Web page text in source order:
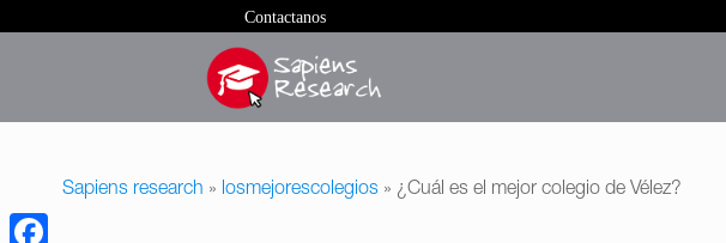
Contactanos
Sapiens research » losmejorescolegios » ¿Cuál es el mejor colegio de Vélez?